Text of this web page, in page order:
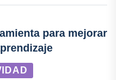
para mejorar